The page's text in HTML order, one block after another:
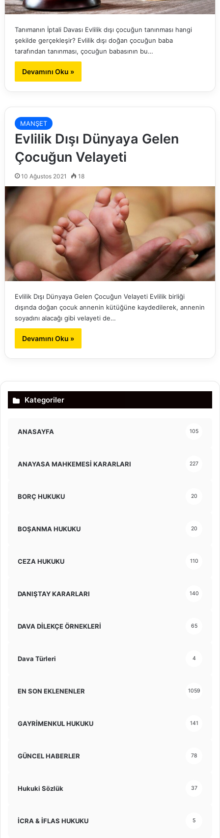
Tanımanın İptali Davası Evlilik dışı çocuğun tanınması hangi
şekilde gerçekleşir? Evlilik dışı doğan çocuğun baba
tarafından tanınması, çocuğun babasının bu…
Devamını Oku »
MANŞET
Evlilik Dışı Dünyaya Gelen
Çocuğun Velayeti
10 Ağustos 2021 18
Evlilik Dışı Dünyaya Gelen Çocuğun Velayeti Evlilik birliği
dışında doğan çocuk annenin kütüğüne kaydedilerek, annenin
soyadını alacağı gibi velayeti de…
Devamını Oku »
Kategoriler
ANASAYFA 105
ANAYASA MAHKEMESİ KARARLARI 227
BORÇ HUKUKU 20
BOŞANMA HUKUKU 20
CEZA HUKUKU 110
DANIŞTAY KARARLARI 140
DAVA DİLEKÇE ÖRNEKLERİ 65
Dava Türleri 4
EN SON EKLENENLER 1059
GAYRİMENKUL HUKUKU 141
GÜNCEL HABERLER 78
Hukuki Sözlük 37
İCRA & İFLAS HUKUKU 5